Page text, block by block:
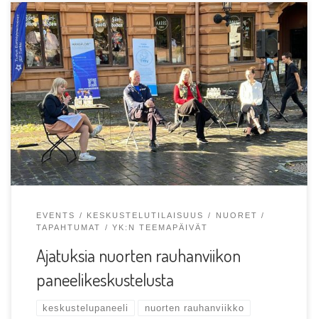
Nuorten rauhanviikkoa vietettiin monella paikkakunnalla
lukuisten tapahtumien muodossa. Osallistuimme
teemaviikkoon järjestämällä Turun Eurooppanuorten ja
Hang […]
EVENTS KESKUSTELUTILAISUUS
NUORET
TAPAHTUMAT
YK:N TEEMAPÄIVÄT
Ajatuksia nuorten rauhanviikon
paneelikeskustelusta
keskustelupaneeli nuorten rauhanviikko